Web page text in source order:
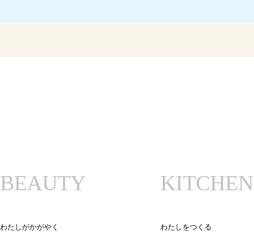
BEAUTY
わたしがかがやく
KITCHEN
わたしをつくる